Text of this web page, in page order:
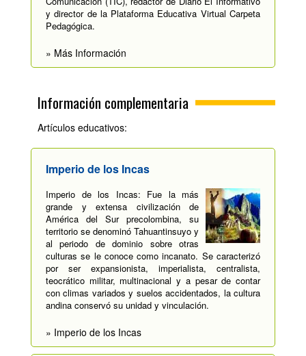
y director de la Plataforma Educativa Virtual Carpeta
Pedagógica.
» Más Información
Información complementaria
Artículos educativos:
Imperio de los Incas
Imperio de los Incas: Fue la más
grande y extensa civilización de
América del Sur precolombina, su
territorio se denominó Tahuantinsuyo y
al periodo de dominio sobre otras
culturas se le conoce como incanato. Se caracterizó
por ser expansionista, imperialista, centralista,
teocrático militar, multinacional y a pesar de contar
con climas variados y suelos accidentados, la cultura
andina conservó su unidad y vinculación.
» Imperio de los Incas